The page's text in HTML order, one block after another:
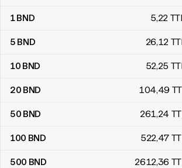
brunei dollár – Trinidad és Tobago-i dollár
1BND 5,22
5 BND 26,12
10 BND 52,25
20 BND 104,49
50 BND 261,24
100 BND 522,47
500 BND 2612,36